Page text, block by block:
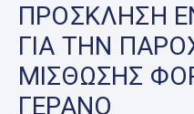
Δήμος
Το
Νησί
ΠΡΟΣΚΛΗΣΗ
ΓΙΑ ΤΗΝ
ΜΙΣΘΩΣΗΣ
ΓΕΡΑΝΟ